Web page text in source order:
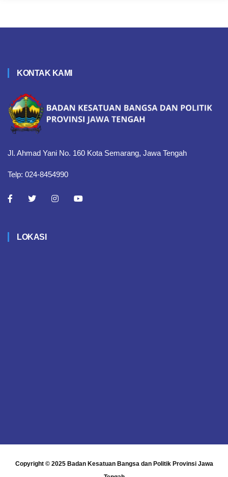
KONTAK KAMI
Jl. Ahmad Yani No. 160 Kota Semarang, Jawa Tengah
Telp: 024-8454990
LOKASI
Copyright © 2025 Badan Kesatuan Bangsa dan Politik Provinsi Jawa